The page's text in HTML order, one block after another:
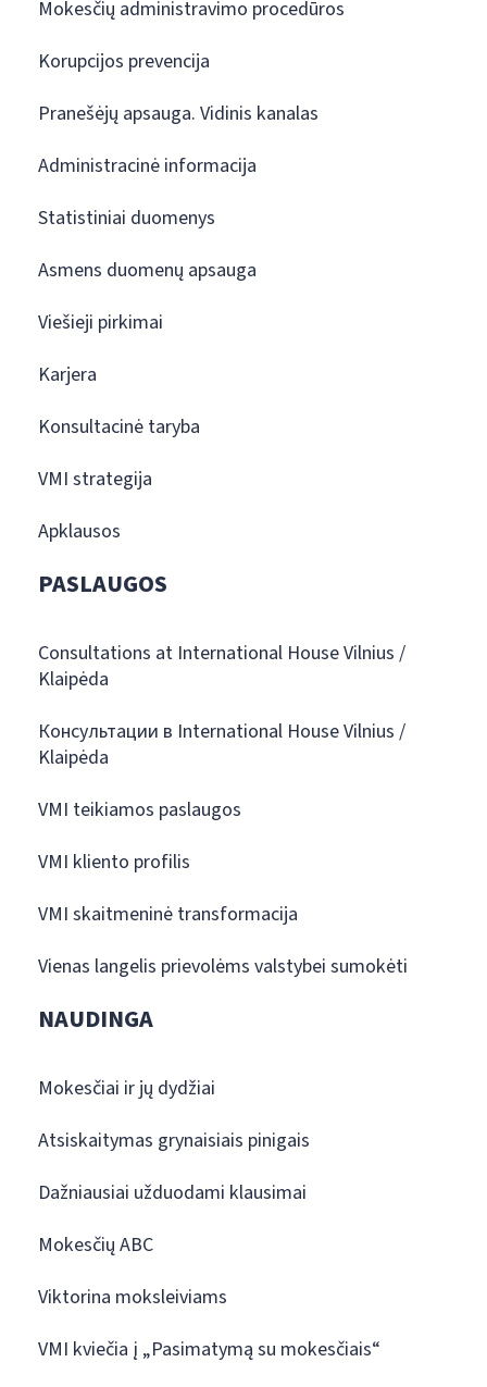
Mokesčių administravimo procedūros
Korupcijos prevencija
Pranešėjų apsauga. Vidinis kanalas
Administracinė informacija
Statistiniai duomenys
Asmens duomenų apsauga
Viešieji pirkimai
Karjera
Konsultacinė taryba
VMI strategija
Apklausos
PASLAUGOS
Consultations at International House Vilnius /
Klaipėda
Консультации в International House Vilnius /
Klaipėda
VMI teikiamos paslaugos
VMI kliento profilis
VMI skaitmeninė transformacija
Vienas langelis prievolėms valstybei sumokėti
NAUDINGA
Mokesčiai ir jų dydžiai
Atsiskaitymas grynaisiais pinigais
Dažniausiai užduodami klausimai
Mokesčių ABC
Viktorina moksleiviams
VMI kviečia į „Pasimatymą su mokesčiais“